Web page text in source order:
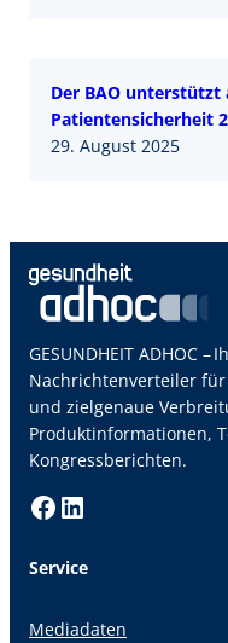
Der BAO
Patientensicherheit
29. August 2025
GESUNDHEIT ADHOC
Nachrichtenverteiler
und zielgenaue
Produktinformationen,
Kongressberichten.
Facebook LinkedIn
Service
Mediadaten